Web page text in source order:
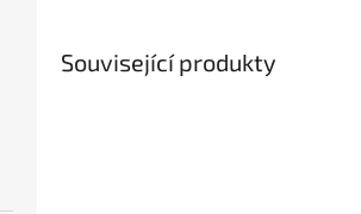
Související produkty